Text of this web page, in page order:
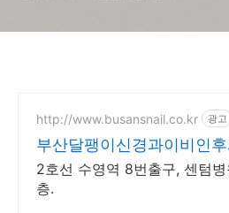
http://www.busansnail.co.kr 광고
부산달팽이신경과이비인
2호선 수영역 8번출구, 센텀
층.